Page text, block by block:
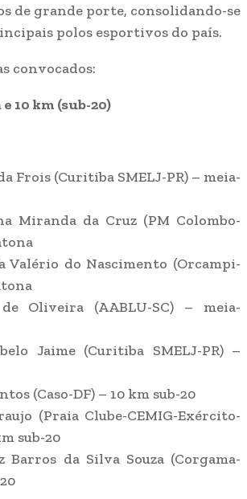
de grande porte, consolidando-se
polos esportivos do país.
convocados:
10 km (sub-20)
Frois (Curitiba SMELJ-PR) – meia-
Miranda da Cruz (PM Colombo-
Valério do Nascimento (Orcampi-
Oliveira (AABLU-SC) – meia-
Jaime (Curitiba SMELJ-PR) –
(Caso-DF) – 10 km sub-20
(Praia Clube-CEMIG-Exército-
sub-20
Barros da Silva Souza (Corgama-